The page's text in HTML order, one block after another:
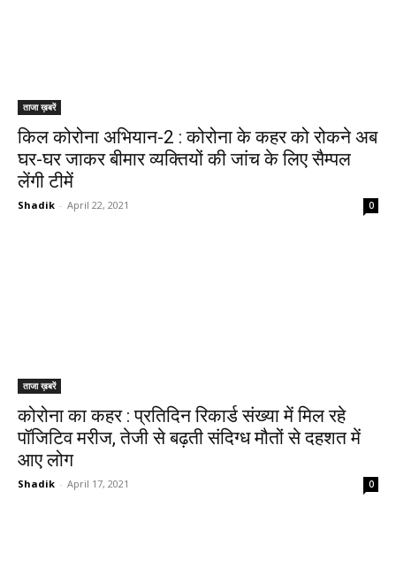
ताजा ख़बरें
किल कोरोना अभियान-2 : कोरोना के कहर को रोकने अब
घर-घर जाकर बीमार व्यक्तियों की जांच के लिए सैम्पल
लेंगी टीमें
Shadik - April 22, 2021 0
ताजा ख़बरें
कोरोना का कहर : प्रतिदिन रिकार्ड संख्या में मिल रहे
पॉजिटिव मरीज, तेजी से बढ़ती संदिग्ध मौतों से दहशत में
आए लोग
Shadik - April 17, 2021 0